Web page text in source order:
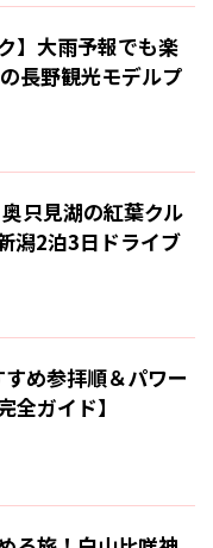
】大雨予報でも楽
長野観光モデルプ
只見湖の紅葉クル
潟2泊3日ドライブ
すめ参拝順＆パワー
全ガイド】